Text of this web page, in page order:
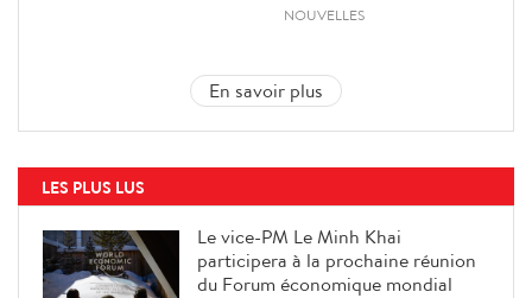
NOUVELLES
En savoir plus
LES PLUS LUS
Le vice-PM Le Minh Khai
participera à la prochaine réunion
du Forum économique mondial